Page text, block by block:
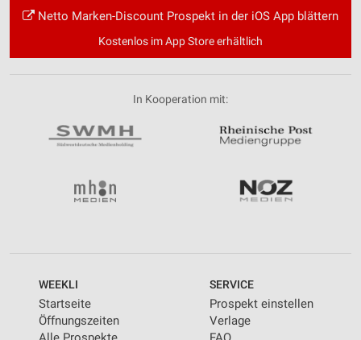
Netto Marken-Discount Prospekt in der iOS App blättern
Kostenlos im App Store erhältlich
In Kooperation mit:
WEEKLI
Startseite
Öffnungszeiten
SERVICE
Prospekt einstellen
Verlage